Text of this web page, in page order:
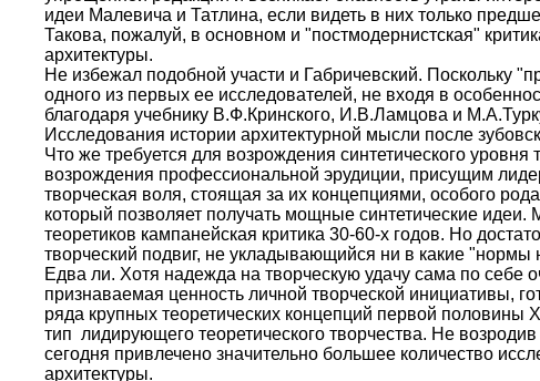
идеи Малевича и Татлина, если видеть в них только
Такова, пожалуй, в основном и "постмодернистская"
архитектуры.
Не избежал подобной участи и Габричевский. Поскольку
одного из первых ее исследователей, не входя в
благодаря учебнику В.Ф.Кринского, И.В.Ламцова и
Исследования истории архитектурной мысли после
Что же требуется для возрождения синтетического
возрождения профессиональной эрудиции, присущим
творческая воля, стоящая за их концепциями, особого
который позволяет получать мощные синтетические идеи.
теоретиков кампанейская критика 30-60-х годов. Но
творческий подвиг, не укладывающийся ни в какие "нормы
Едва ли. Хотя надежда на творческую удачу сама по себе
признаваемая ценность личной творческой инициативы,
ряда крупных теоретических концепций первой
тип лидирующего теоретического творчества. Не
сегодня привлечено значительно большее количество
архитектуры.